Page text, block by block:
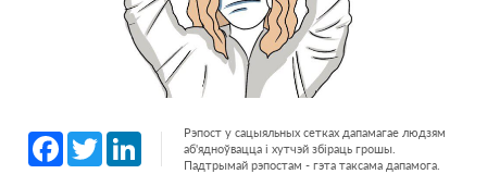
Facebook
Twitter LinkedInРэпост у сацыяльных сетках дапамагае людзям
аб'ядноўвацца і хутчэй збіраць грошы.
Падтрымай рэпостам - гэта таксама дапамога.